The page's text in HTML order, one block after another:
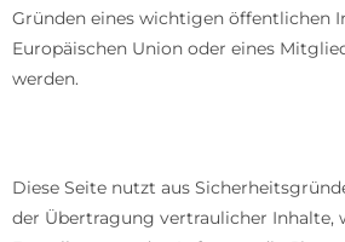
Gründen eines wichtigen öffentlichen
Europäischen Union oder eines
werden.
Diese Seite nutzt aus
der Übertragung vertraulicher Inhalte,